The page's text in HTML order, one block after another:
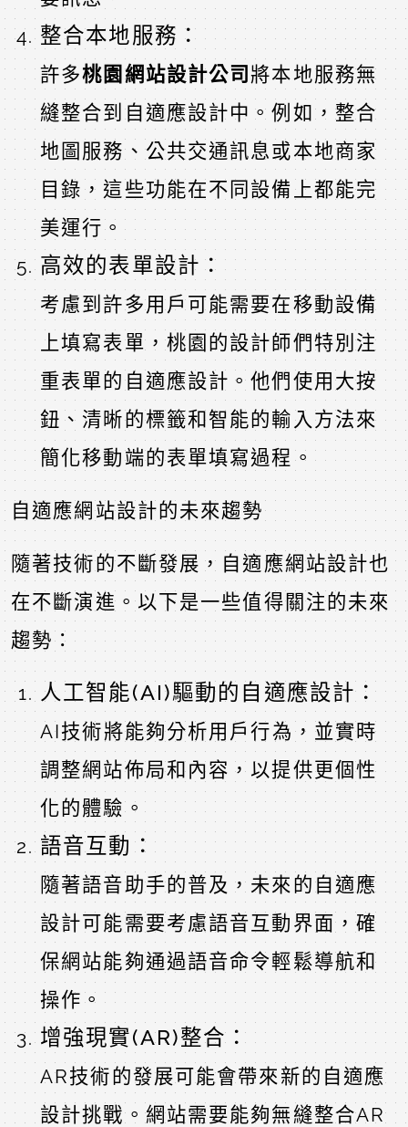
整合本地服務：
許多桃園網站設計公司將本地服務無
縫整合到自適應設計中。例如，整合
地圖服務、公共交通訊息或本地商家
目錄，這些功能在不同設備上都能完
美運行。
高效的表單設計：
考慮到許多用戶可能需要在移動設備
上填寫表單，桃園的設計師們特別注
重表單的自適應設計。他們使用大按
鈕、清晰的標籤和智能的輸入方法來
簡化移動端的表單填寫過程。
自適應網站設計的未來趨勢
隨著技術的不斷發展，自適應網站設計也
在不斷演進。以下是一些值得關注的未來
趨勢：
人工智能(AI)驅動的自適應設計：
AI技術將能夠分析用戶行為，並實時
調整網站佈局和內容，以提供更個性
化的體驗。
語音互動：
隨著語音助手的普及，未來的自適應
設計可能需要考慮語音互動界面，確
保網站能夠通過語音命令輕鬆導航和
操作。
增強現實(AR)整合：
AR技術的發展可能會帶來新的自適應
設計挑戰。網站需要能夠無縫整合AR